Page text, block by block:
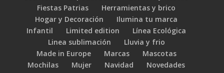
Fiestas Patrias
Herramientas y brico
Hogar y Decoración
Ilumina tu marca
Infantil
Limited edition
Línea Ecológica
Linea sublimación
Lluvia y frio
Made in Europe
Marcas
Mascotas
Mochilas
Mujer Navidad
Novedades